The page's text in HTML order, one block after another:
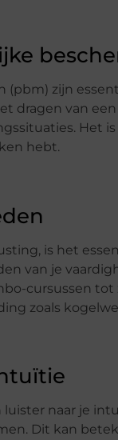
zijn
dragen van
Het
hebt.
is het
van je
cursussen
zoals
naar je
Dit kan